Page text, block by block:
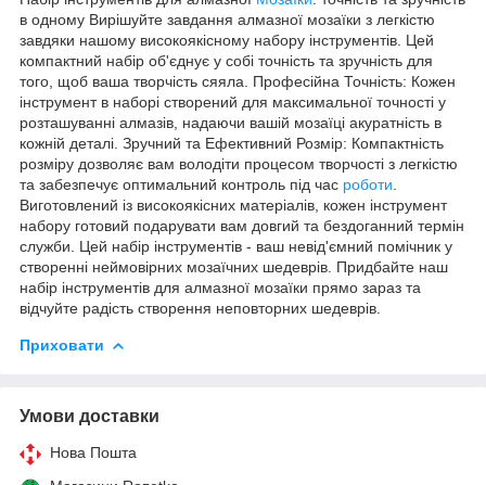
в одному Вирішуйте завдання алмазної мозаїки з легкістю
завдяки нашому високоякісному набору інструментів. Цей
компактний набір об'єднує у собі точність та зручність для
того, щоб ваша творчість сяяла. Професійна Точність: Кожен
інструмент в наборі створений для максимальної точності у
розташуванні алмазів, надаючи вашій мозаїці акуратність в
кожній деталі. Зручний та Ефективний Розмір: Компактність
розміру дозволяє вам володіти процесом творчості з легкістю
та забезпечує оптимальний контроль під час роботи
Виготовлений із високоякісних матеріалів, кожен інструмент
набору готовий подарувати вам довгий та бездоганний термін
служби. Цей набір інструментів - ваш невід'ємний помічник у
створенні неймовірних мозаїчних шедеврів. Придбайте наш
набір інструментів для алмазної мозаїки прямо зараз та
відчуйте радість створення неповторних шедеврів.
Приховати
Умови доставки
Нова Пошта